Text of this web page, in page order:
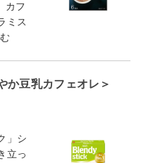
カフ
ミス
豆乳カフェオレ＞
」シ
立っ